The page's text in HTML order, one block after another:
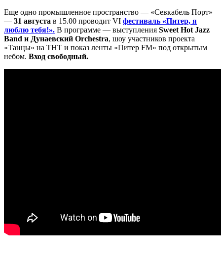
Еще одно промышленное пространство — «Севкабель Порт»
— 31 августа в 15.00 проводит VI фестиваль «Питер, я
люблю тебя!». В программе — выступления Sweet Hot Jazz
Band и Дунаевский Orchestra, шоу участников проекта
«Танцы» на ТНТ и показ ленты «Питер FM» под открытым
небом. Вход свободный.